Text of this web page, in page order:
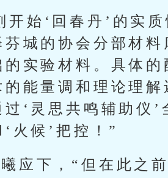
开始‘回春丹’的实
城的协会分部材
实验材料。具体
能量调和理论理
‘灵思共鸣辅助仪
火候’把控！”
应下，“但在此之